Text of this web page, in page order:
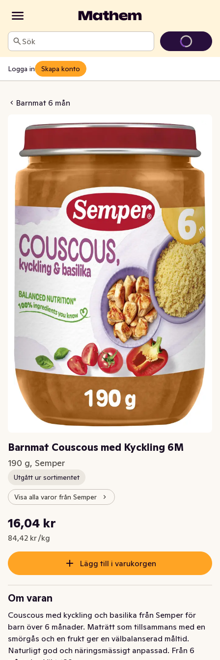
Sök
Logga in Skapa konto
Barnmat 6 mån
med Kyckling 6M
Barnmat Couscous med Kyckling 6M
190 g, Semper
Utgått ur sortimentet
Visa alla varor från Semper
Nuvarande pris är: 16,04 kr
16,04 kr
84,42 kr /kg
Styckpris: 84,42 kr /kg
Lägg till i varukorgen
Om varan
Couscous med kyckling och basilika från Semper för
barn över 6 månader. Maträtt som tillsammans med en
smörgås och en frukt ger en välbalanserad måltid.
Naturligt god och näringsmässigt anpassad. Från 6